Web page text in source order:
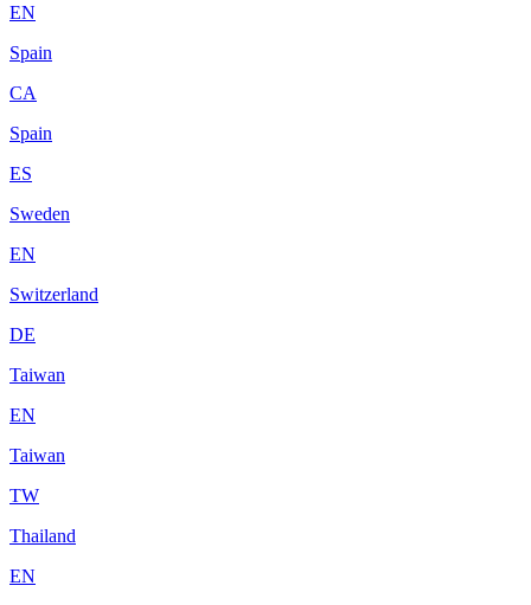
EN
Spain
CA
Spain
ES
Sweden
EN
Switzerland
DE
Taiwan
EN
Taiwan
TW
Thailand
EN